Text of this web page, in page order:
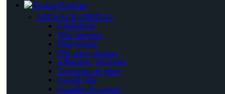
Soudage
SOUDAGE ORBITAL
Générateurs
Têtes ouvertes
Têtes fermés
Tête tubes, plaques
Affuteuses, électrodes
Dresseuses de tubes
Cassette tête
Coquilles de serrage